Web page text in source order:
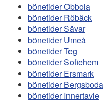
bönetider Obbola
bönetider Röbäck
bönetider Sävar
bönetider Umeå
bönetider Teg
bönetider Sofiehem
bönetider Ersmark
bönetider Bergsboda
bönetider Innertavle